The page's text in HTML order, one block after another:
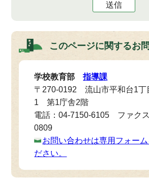
送信
このページに関するお
学校教育部指導課
〒270-0192 流山市平和台1丁
1 第1庁舎2階
電話：04-7150-6105 ファク
0809
お問い合わせは専用フォーム
ださい。